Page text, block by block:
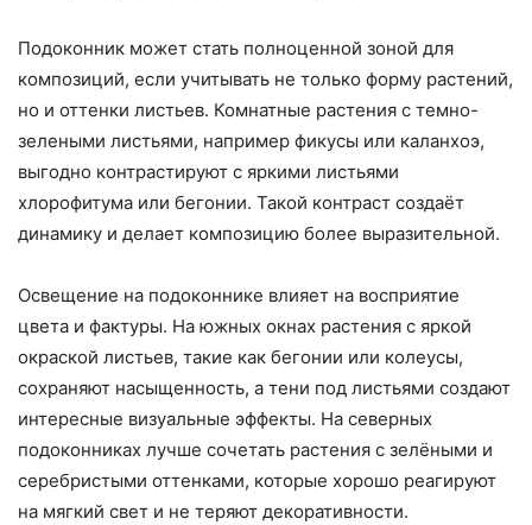
Подоконник может стать полноценной зоной для
композиций, если учитывать не только форму растений,
но и оттенки листьев. Комнатные растения с темно-
зелеными листьями, например фикусы или каланхоэ,
выгодно контрастируют с яркими листьями
хлорофитума или бегонии. Такой контраст создаёт
динамику и делает композицию более выразительной.
Освещение на подоконнике влияет на восприятие
цвета и фактуры. На южных окнах растения с яркой
окраской листьев, такие как бегонии или колеусы,
сохраняют насыщенность, а тени под листьями создают
интересные визуальные эффекты. На северных
подоконниках лучше сочетать растения с зелёными и
серебристыми оттенками, которые хорошо реагируют
на мягкий свет и не теряют декоративности.